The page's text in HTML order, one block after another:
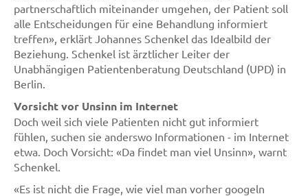
partnerschaftlich miteinander umgehen, der Patient soll
alle Entscheidungen für eine Behandlung informiert
treffen», erklärt Johannes Schenkel das Idealbild der
Beziehung. Schenkel ist ärztlicher Leiter der
Unabhängigen Patientenberatung Deutschland (UPD) in
Berlin.
Vorsicht vor Unsinn im Internet
Doch weil sich viele Patienten nicht gut informiert
fühlen, suchen sie anderswo Informationen - im Internet
etwa. Doch Vorsicht: «Da findet man viel Unsinn», warnt
Schenkel.
«Es ist nicht die Frage, wie viel man vorher googeln